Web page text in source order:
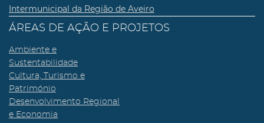
Intermunicipal da Região de Aveiro
ÁREAS DE AÇÃO E PROJETOS
Ambiente e
Sustentabilidade
Cultura, Turismo e
Património
Desenvolvimento Regional
e Economia